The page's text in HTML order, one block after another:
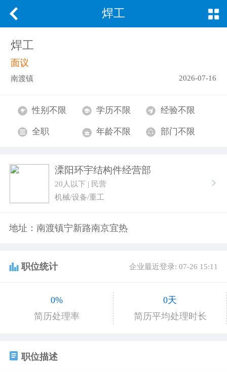
焊工
焊工
面议
南渡镇 2026-07-16
性别不限 学历不限 经验不限
全职 年龄不限 部门不限
溧阳环宇结构件经营部
20人以下 | 民营
机械/设备/重工
地址：南渡镇宁新路南京宜热
职位统计 企业最近登录: 07-26 15:11
0%
简历处理率
0天
简历平均处理时长
职位描述